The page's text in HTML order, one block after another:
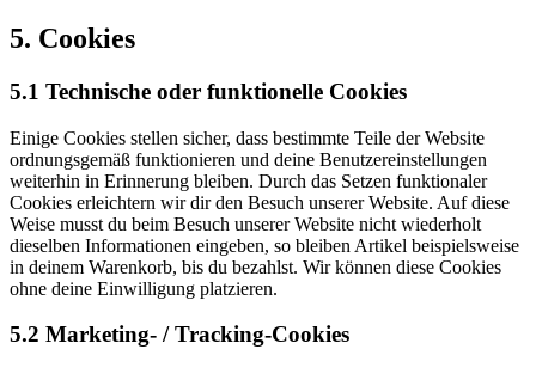
5. Cookies
5.1 Technische oder funktionelle Cookies
Einige Cookies stellen sicher, dass bestimmte Teile der Website
ordnungsgemäß funktionieren und deine Benutzereinstellungen
weiterhin in Erinnerung bleiben. Durch das Setzen funktionaler
Cookies erleichtern wir dir den Besuch unserer Website. Auf diese
Weise musst du beim Besuch unserer Website nicht wiederholt
dieselben Informationen eingeben, so bleiben Artikel beispielsweise
in deinem Warenkorb, bis du bezahlst. Wir können diese Cookies
ohne deine Einwilligung platzieren.
5.2 Marketing- / Tracking-Cookies